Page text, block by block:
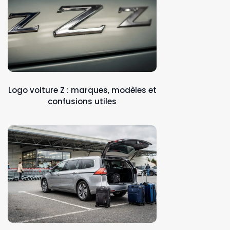
Logo voiture Z : marques, modèles et
confusions utiles